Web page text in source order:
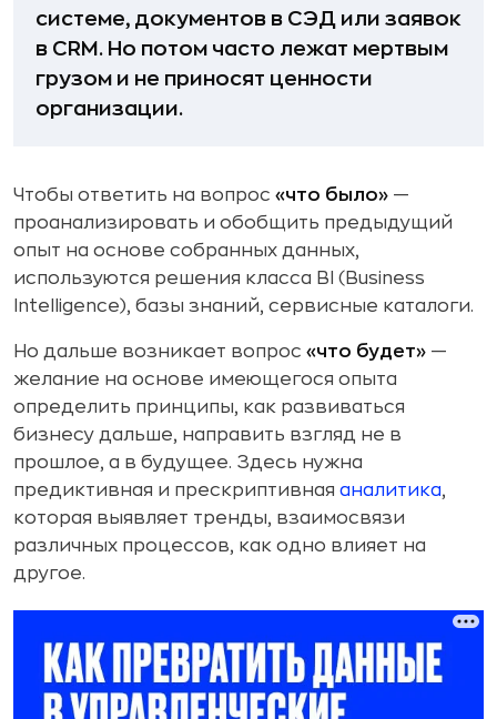
системе, документов в СЭД или заявок
в CRM. Но потом часто лежат мертвым
грузом и не приносят ценности
организации.
Чтобы ответить на вопрос «что было» —
проанализировать и обобщить предыдущий
опыт на основе собранных данных,
используются решения класса BI (Business
Intelligence), базы знаний, сервисные каталоги.
Но дальше возникает вопрос «что будет» —
желание на основе имеющегося опыта
определить принципы, как развиваться
бизнесу дальше, направить взгляд не в
прошлое, а в будущее. Здесь нужна
предиктивная и прескриптивная аналитика,
которая выявляет тренды, взаимосвязи
различных процессов, как одно влияет на
другое.